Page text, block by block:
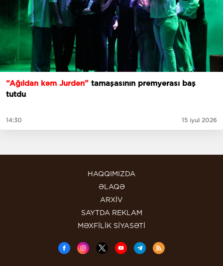
“Ağıldan kəm Jurden” tamaşasının premyerası baş
tutdu
14:30 15 iyul 2026
HAQQIMIZDA
ƏLAQƏ
ARXİV
SAYTDA REKLAM
MƏXFİLİK SİYASƏTİ